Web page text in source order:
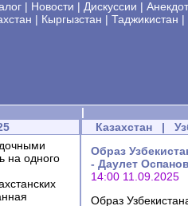
| Новости | Дискуссии |
| Кыргызстан | Таджикистан |
|
на одного
Казахстан |
Образ
- Даулет
14:00 11.09.2025
Образ